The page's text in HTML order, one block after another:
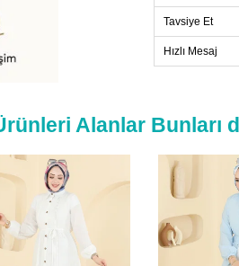
Tavsiye Et
Hızlı Mesaj
Alanlar Bunları